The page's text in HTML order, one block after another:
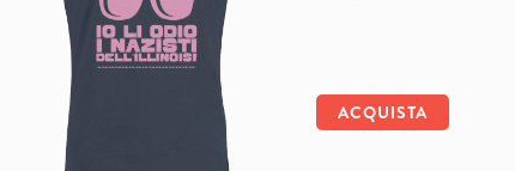
ACQUISTA